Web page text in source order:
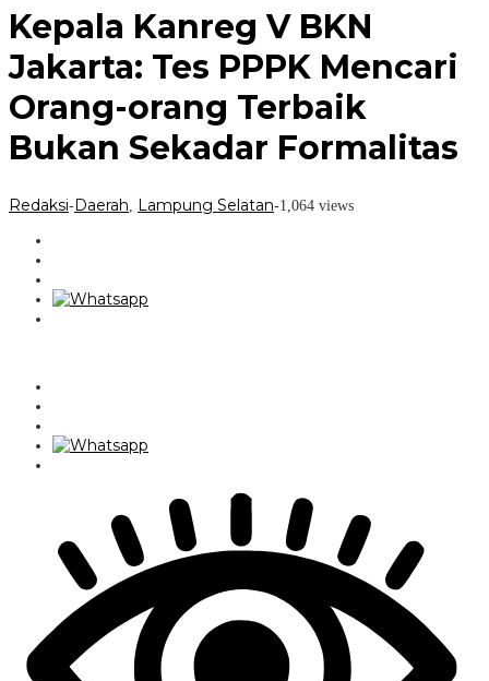
Terbaik
Bukan
Formalitas
Kepala Kanreg V BKN
Jakarta: Tes PPPK Mencari
Orang-orang Terbaik
Bukan Sekadar Formalitas
Redaksi-Daerah Lampung Selatan-1,064 views